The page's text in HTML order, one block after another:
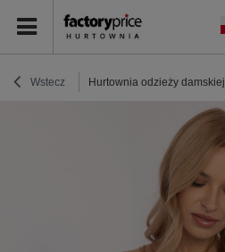
Wstecz Hurtownia odzieży damskiej